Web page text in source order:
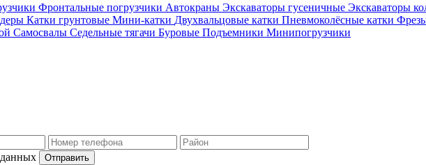
Фронтальные погрузчики Автокраны Экскаваторы гусеничные Экскаваторы
Катки грунтовые Мини-катки Двухвальцовые катки Пневмоколёсные катки
Самосвалы Седельные тягачи Буровые Подъемники Минипогрузчики
Отправить